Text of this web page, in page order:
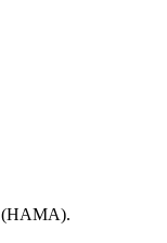
(HAMA).